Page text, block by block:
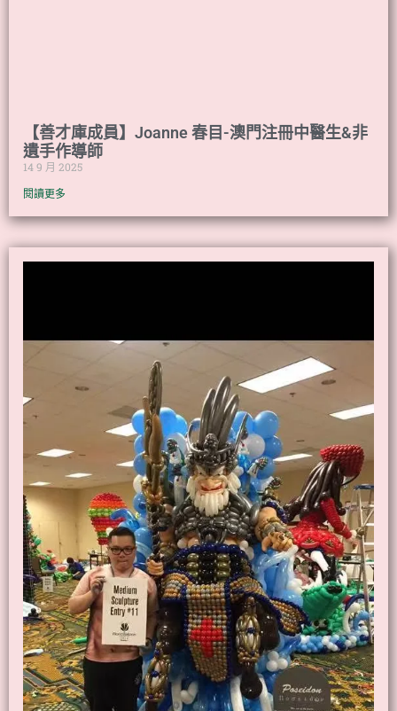
【善才庫成員】Joanne 春目-澳門注冊中醫生&非
遺手作導師
14 9 月 2025
閱讀更多